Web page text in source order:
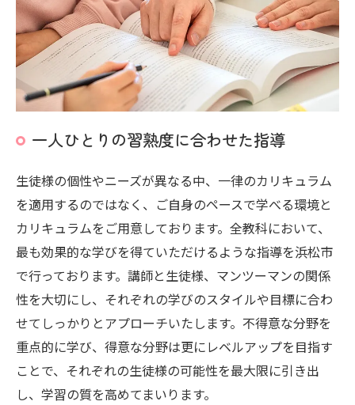
一人ひとりの習熟度に合わせた指導
生徒様の個性やニーズが異なる中、一律のカリキュラム
を適用するのではなく、ご自身のペースで学べる環境と
カリキュラムをご用意しております。全教科において、
最も効果的な学びを得ていただけるような指導を浜松市
で行っております。講師と生徒様、マンツーマンの関係
性を大切にし、それぞれの学びのスタイルや目標に合わ
せてしっかりとアプローチいたします。不得意な分野を
重点的に学び、得意な分野は更にレベルアップを目指す
ことで、それぞれの生徒様の可能性を最大限に引き出
し、学習の質を高めてまいります。